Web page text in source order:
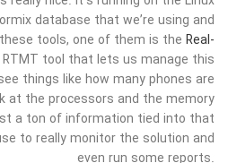
database that we’re using and
tools, one of them is the Real-
RTMT tool that lets us manage this
things like how many phones are
at the processors and the memory
a ton of information tied into that
to really monitor the solution and
even run some reports.